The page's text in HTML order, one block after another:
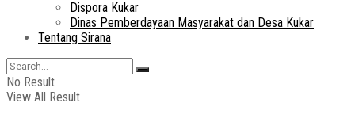
Dispora Kukar
Dinas Pemberdayaan Masyarakat dan Desa Kukar
Tentang Sirana
No Result
View All Result